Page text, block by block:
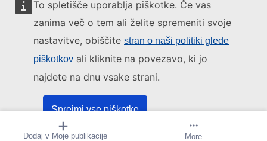
To spletišče uporablja piškotke. Če vas
zanima več o tem ali želite spremeniti svoje
nastavitve, obiščite stran o naši politiki glede
piškotkov ali kliknite na povezavo, ki jo
najdete na dnu vsake strani.
Sprejmi vse piškotke
Sprejmi samo nujne piškotke
Dodaj v Moje publikacije Prejemanje obvestil
More
Obiščite nas v enem od centrov EU.
Družbeni mediji
Iskanje po družbenih medijih EU
Institucije in organi EU